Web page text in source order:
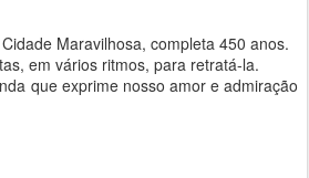
Maravilhosa, completa 450 anos.
em vários ritmos, para retratá-la.
que exprime nosso amor e admiração